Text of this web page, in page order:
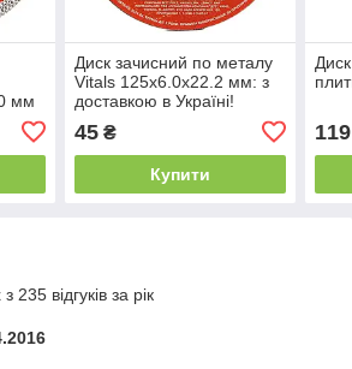
мм
Диск зачисний по металу
Vitals 125х6.0х22.2 мм: з
доставкою в Україні!
45₴
Купити
119
235 відгуків за рік